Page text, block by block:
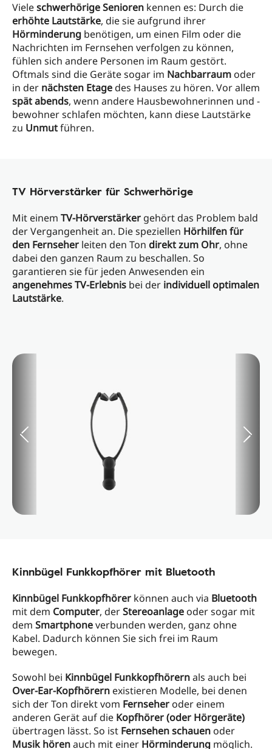
Vieleschwerhörige Senioren kennen es: Durch die
erhöhte Lautstärke, die sie aufgrund ihrer
Hörminderung benötigen, um einen Film oder die
Nachrichten im Fernsehen verfolgen zu können,
fühlen sich andere Personen im Raum gestört.
Oftmals sind die Geräte sogar im Nachbarraumoder
in der nächsten Etagedes Hauses zu hören. Vor allem
spät abends, wenn andere Hausbewohnerinnen und -
bewohner schlafen möchten, kann diese Lautstärke
zu Unmutführen.
TV Hörverstärker für Schwerhörige
Mit einem TV-Hörverstärker gehört das Problem bald
der Vergangenheit an. Die speziellen Hörhilfen für
den Fernseher leiten den Ton direkt zum Ohr, ohne
dabei den ganzen Raum zu beschallen. So
garantieren sie für jeden Anwesenden ein
angenehmes TV-Erlebnis bei der individuell optimalen
Lautstärke.
Kinnbügel Funkkopfhörer mit Bluetooth
Kinnbügel Funkkopfhörer können auch via Bluetooth
mit dem Computer, derStereoanlageoder sogar mit
dem Smartphoneverbunden werden, ganz ohne
Kabel. Dadurch können Sie sich frei im Raum
bewegen.
Sowohl bei Kinnbügel Funkkopfhörernals auch bei
Over-Ear-Kopfhörern existieren Modelle, bei denen
sich der Ton direkt vom Fernseheroder einem
anderen Gerät auf die Kopfhörer (oder Hörgeräte)
übertragen lässt. So ist Fernsehen schauenoder
Musik hörenauch mit einer Hörminderung möglich.